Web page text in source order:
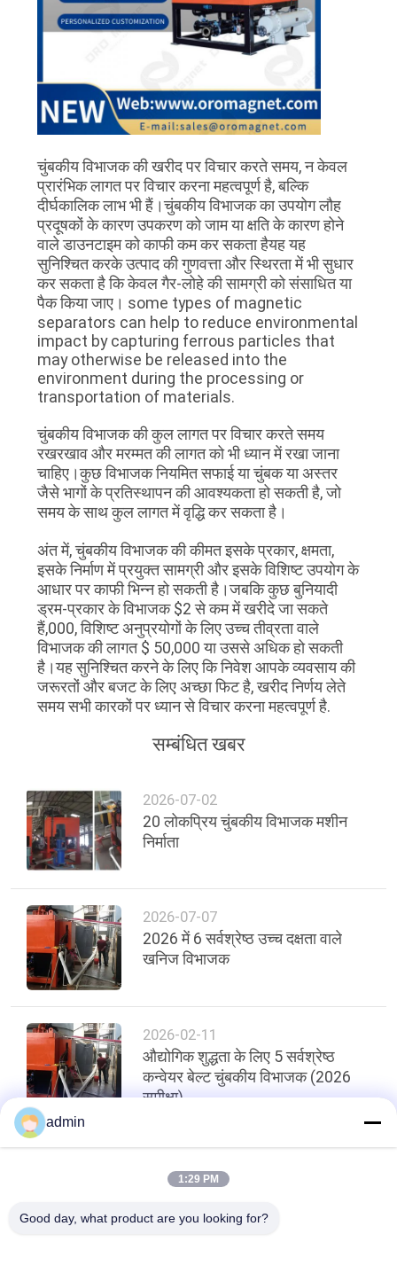
चुंबकीय विभाजक की खरीद पर विचार करते समय, न केवल
प्रारंभिक लागत पर विचार करना महत्वपूर्ण है, बल्कि
दीर्घकालिक लाभ भी हैं।चुंबकीय विभाजक का उपयोग लौह
प्रदूषकों के कारण उपकरण को जाम या क्षति के कारण होने
वाले डाउनटाइम को काफी कम कर सकता हैयह यह
सुनिश्चित करके उत्पाद की गुणवत्ता और स्थिरता में भी सुधार
कर सकता है कि केवल गैर-लोहे की सामग्री को संसाधित या
पैक किया जाए। some types of magnetic
separators can help to reduce environmental
impact by capturing ferrous particles that
may otherwise be released into the
environment during the processing or
transportation of materials.
चुंबकीय विभाजक की कुल लागत पर विचार करते समय
रखरखाव और मरम्मत की लागत को भी ध्यान में रखा जाना
चाहिए।कुछ विभाजक नियमित सफाई या चुंबक या अस्तर
जैसे भागों के प्रतिस्थापन की आवश्यकता हो सकती है, जो
समय के साथ कुल लागत में वृद्धि कर सकता है।
अंत में, चुंबकीय विभाजक की कीमत इसके प्रकार, क्षमता,
इसके निर्माण में प्रयुक्त सामग्री और इसके विशिष्ट उपयोग के
आधार पर काफी भिन्न हो सकती है।जबकि कुछ बुनियादी
ड्रम-प्रकार के विभाजक $2 से कम में खरीदे जा सकते
हैं,000, विशिष्ट अनुप्रयोगों के लिए उच्च तीव्रता वाले
विभाजक की लागत $ 50,000 या उससे अधिक हो सकती
है।यह सुनिश्चित करने के लिए कि निवेश आपके व्यवसाय की
जरूरतों और बजट के लिए अच्छा फिट है, खरीद निर्णय लेते
समय सभी कारकों पर ध्यान से विचार करना महत्वपूर्ण है.
सम्बंधित खबर
2026-07-02
20 लोकप्रिय चुंबकीय विभाजक मशीन
निर्माता
2026-07-07
2026 में 6 सर्वश्रेष्ठ उच्च दक्षता वाले
खनिज विभाजक
2026-02-11
औद्योगिक शुद्धता के लिए 5 सर्वश्रेष्ठ
कन्वेयर बेल्ट चुंबकीय विभाजक (2026
समीक्षा)
शीर्ष
admin
1:29 PM
Good day, what product are you looking for?